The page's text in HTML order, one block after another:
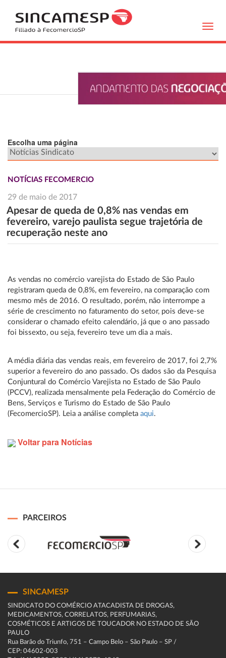
Escolha uma página
NOTÍCIAS FECOMERCIO
29 de maio de 2017
Apesar de queda de 0,8% nas vendas em
fevereiro, varejo paulista segue trajetória de
recuperação neste ano
As vendas no comércio varejista do Estado de São Paulo
registraram queda de 0,8%, em fevereiro, na comparação com
mesmo mês de 2016. O resultado, porém, não interrompe a
série de crescimento no faturamento do setor, pois deve-se
considerar o chamado efeito calendário, já que o ano passado
foi bissexto, ou seja, fevereiro teve um dia a mais.
A média diária das vendas reais, em fevereiro de 2017, foi 2,7%
superior a fevereiro do ano passado. Os dados são da Pesquisa
Conjuntural do Comércio Varejista no Estado de São Paulo
(PCCV), realizada mensalmente pela Federação do Comércio de
Bens, Serviços e Turismo do Estado de São Paulo
(FecomercioSP). Leia a análise completa aqui.
Voltar para Notícias
PARCEIROS
SINCAMESP
SINDICATO DO COMÉRCIO ATACADISTA DE DROGAS,
MEDICAMENTOS, CORRELATOS, PERFUMARIAS,
COSMÉTICOS E ARTIGOS DE TOUCADOR NO ESTADO DE SÃO
PAULO
Rua Barão do Triunfo, 751 – Campo Belo – São Paulo – SP /
CEP: 04602-003